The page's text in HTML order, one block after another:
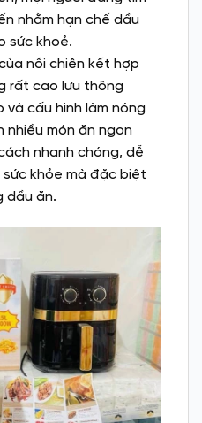
nhằm hạn chế dầu
sức khoẻ.
nồi chiên kết hợp
rất cao lưu thông
và cấu hình làm nóng
nhiều món ăn ngon
nhanh chóng, dễ
khỏe mà đặc biệt
dầu ăn.